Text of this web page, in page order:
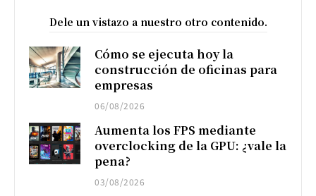
Dele un vistazo a nuestro otro contenido.
Cómo se ejecuta hoy la
construcción de oficinas para
empresas
06/08/2026
Aumenta los FPS mediante
overclocking de la GPU: ¿vale la
pena?
03/08/2026